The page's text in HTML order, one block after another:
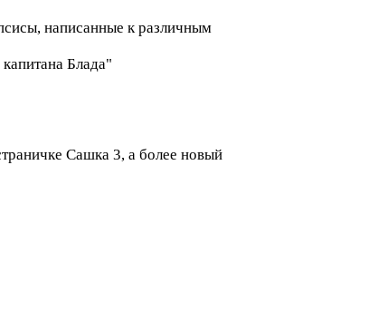
написанные к различным
Блада"
Сашка 3, а более новый